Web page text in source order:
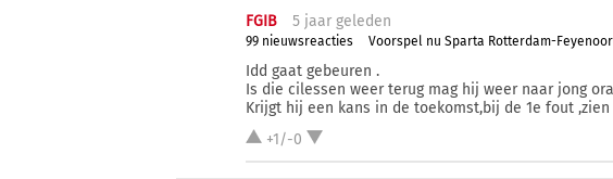
FGIB 5 jaar geleden
99 nieuwsreacties Voorspel nu Sparta Rotterdam-
Idd gaat gebeuren .
Is die cilessen weer terug mag hij weer naar jong
Krijgt hij een kans in de toekomst,bij de 1e fout
+1/-0